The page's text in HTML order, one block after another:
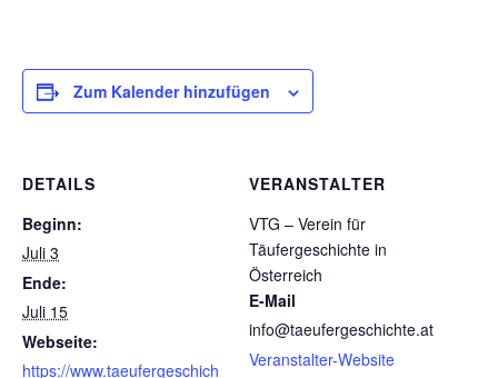
Zum Kalender hinzufügen
DETAILS
Beginn:
Juli 3
Ende:
Juli 15
Webseite:
https://www.taeufergeschich
VERANSTALTER
VTG – Verein für
Täufergeschichte in
Österreich
E-Mail
info@taeufergeschichte.at
Veranstalter-Website